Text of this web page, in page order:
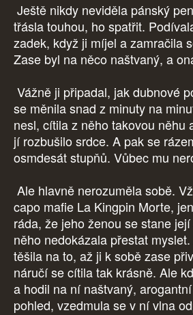
Ještě nikdy neviděla pánský
třásla touhou, ho spatřit.
zadek, když ji míjel a zamračila
Zase byl na něco naštvaný, a
Vážně ji připadal, jak dubnové
se měnila snad z minuty na
nesl, cítila z něho takovou něhu
jí rozbušilo srdce. A pak se
osmdesát stupňů. Vůbec mu
Ale hlavně nerozuměla sobě.
capo mafie La Kingpin Morte,
ráda, že jeho ženou se stane
něho nedokázala přestat
těšila na to, až ji k sobě zase
náručí se cítila tak krásně. Ale
a hodil na ní naštvaný,
pohled, vzedmula se v ní vlna